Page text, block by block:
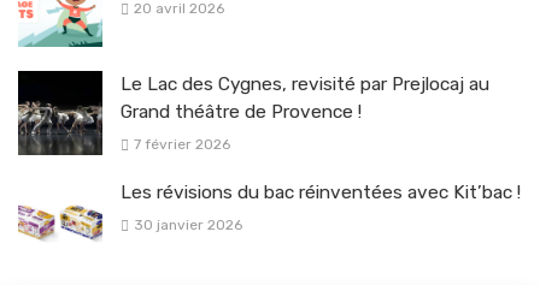
20 avril 2026
Le Lac des Cygnes, revisité par Prejlocaj au
Grand théâtre de Provence !
7 février 2026
Les révisions du bac réinventées avec Kit’bac !
30 janvier 2026